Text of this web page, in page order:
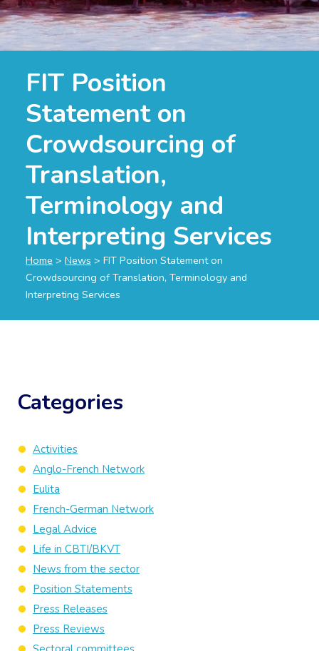
FIT Position
Statement on
Crowdsourcing of
Translation,
Terminology and
Interpreting Services
Home > News > FIT Position Statement on
Crowdsourcing of Translation, Terminology and
Interpreting Services
Categories
Activities
Anglo-French Network
Eulita
French-German Network
Legal Advice
Life in CBTI/BKVT
News from the sector
Position Statements
Press Releases
Press Reviews